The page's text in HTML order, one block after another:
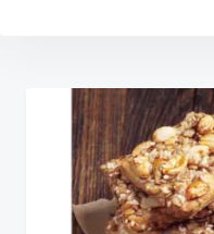
Navigation
l’article